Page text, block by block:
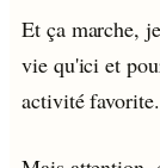
Et ça marche,
vie qu'ici et
activité favorite.